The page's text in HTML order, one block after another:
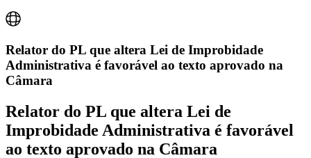
Relator do PL que altera Lei de Improbidade
Administrativa é favorável ao texto aprovado na
Câmara
Relator do PL que altera Lei de
Improbidade Administrativa é favorável
ao texto aprovado na Câmara